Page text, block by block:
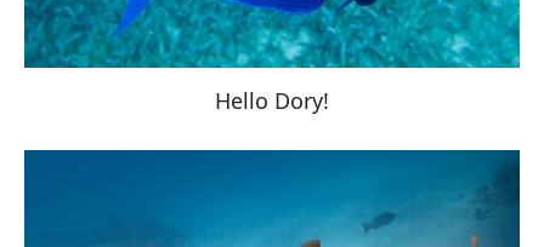
Hello Dory!